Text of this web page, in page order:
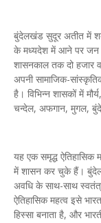
बुंदेलखंड सुदूर अतीत में
के मध्यदेश में आने पर जन
शासनकाल तक दो हजार
अपनी सामाजिक-
है। विभिन्न शासकों में
चन्देल, अफगान, मुगल,
यह एक समृद्ध ऐतिहासिक
में शासन कर चुके हैं।
अवधि के साथ-साथ
ऐतिहासिक महत्व इसे
हिस्सा बनाता है, और